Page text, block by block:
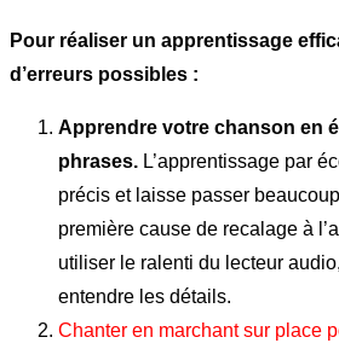
Pour réaliser un apprentissage
d’erreurs possibles :
Apprendre votre chanson en
phrases. L’apprentissage par
précis et laisse passer beaucoup
première cause de recalage à
utiliser le ralenti du lecteur
entendre les détails.
Chanter en marchant sur place